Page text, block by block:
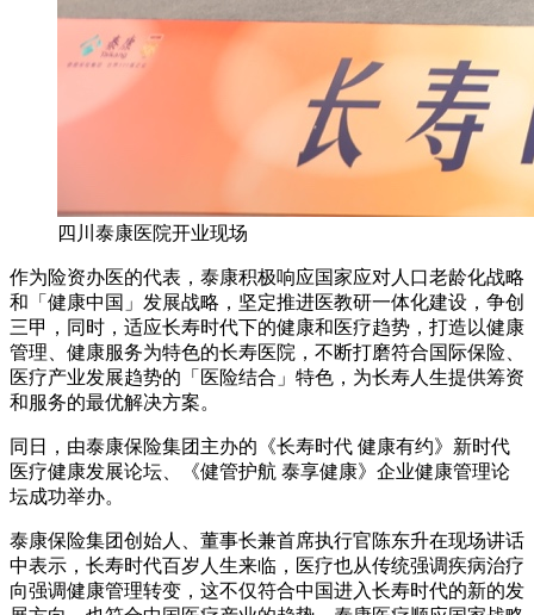
四川泰康医院开业现场
作为险资办医的代表，泰康积极响应国家应对人口老龄化战略
和「健康中国」发展战略，坚定推进医教研一体化建设，争创
三甲，同时，适应长寿时代下的健康和医疗趋势，打造以健康
管理、健康服务为特色的长寿医院，不断打磨符合国际保险、
医疗产业发展趋势的「医险结合」特色，为长寿人生提供筹资
和服务的最优解决方案。
同日，由泰康保险集团主办的《长寿时代 健康有约》新时代
医疗健康发展论坛、《健管护航 泰享健康》企业健康管理论
坛成功举办。
泰康保险集团创始人、董事长兼首席执行官陈东升在现场讲话
中表示，长寿时代百岁人生来临，医疗也从传统强调疾病治疗
向强调健康管理转变，这不仅符合中国进入长寿时代的新的发